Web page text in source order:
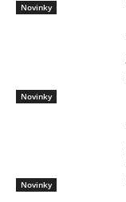
Novinky
Novinky
Novinky